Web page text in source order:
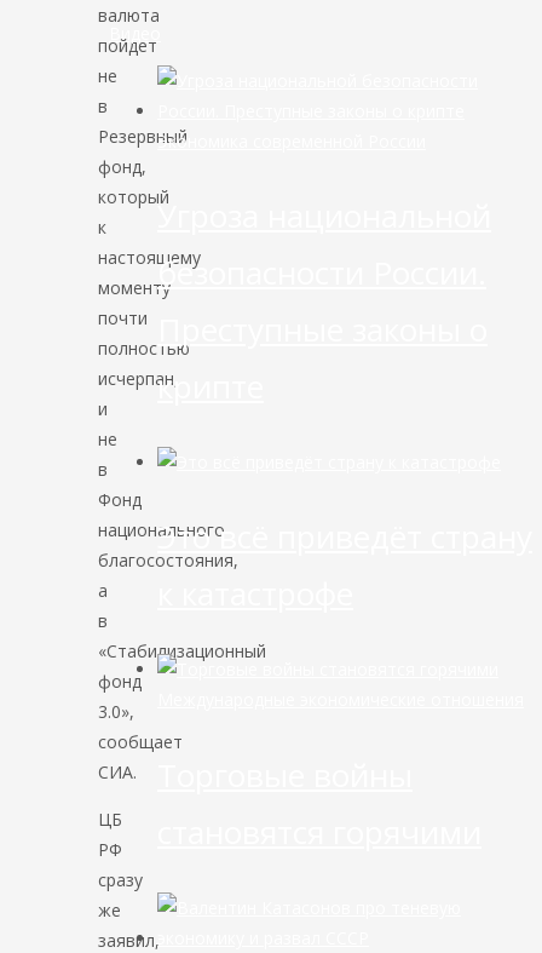
валюта
пойдет
не
в
Резервный
фонд,
который
к
настоящему
моменту
почти
полностью
исчерпан,
и
не
в
Фонд
национального
благосостояния,
а
в
«Стабилизационный
фонд
3.0»,
сообщает
СИА.
ЦБ
РФ
сразу
же
заявил,
Экономика современной России
Угроза национальной
безопасности России.
крипте
Это всё приведёт страну